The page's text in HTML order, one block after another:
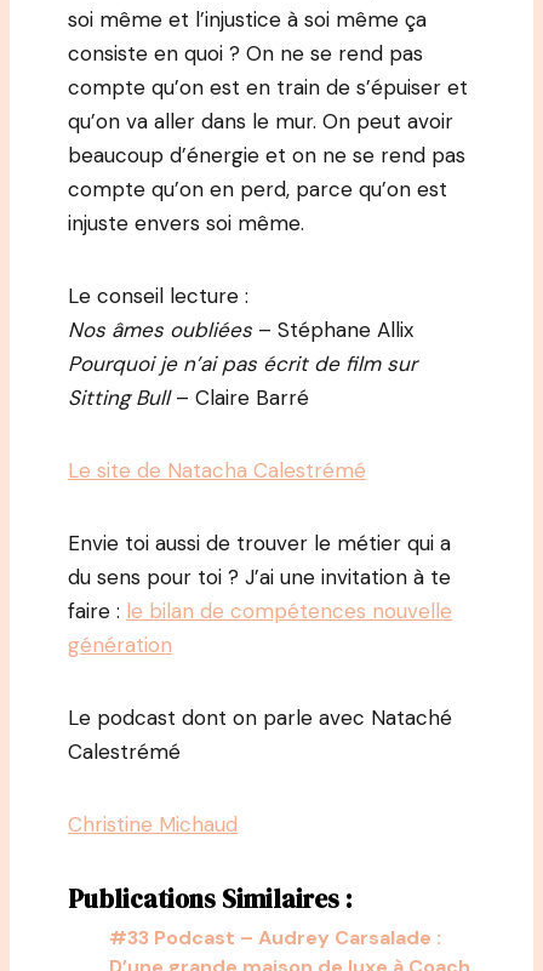
soi même et l’injustice à soi même ça
consiste en quoi ? On ne se rend pas
compte qu’on est en train de s’épuiser et
qu’on va aller dans le mur. On peut avoir
beaucoup d’énergie et on ne se rend pas
compte qu’on en perd, parce qu’on est
injuste envers soi même.
Le conseil lecture :
Nos âmes oubliées – Stéphane Allix
Pourquoi je n’ai pas écrit de film sur
Sitting Bull– Claire Barré
Le site de Natacha Calestrémé
Envie toi aussi de trouver le métier qui a
du sens pour toi ? J’ai une invitation à te
faire : le bilan de compétences nouvelle
génération
Le podcast dont on parle avec Nataché
Calestrémé
Christine Michaud
Publications Similaires :
#33 Podcast – Audrey Carsalade :